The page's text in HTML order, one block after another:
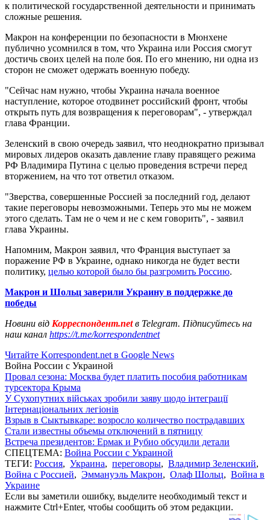
к политической государственной деятельности и принимать
сложные решения.
Макрон на конференции по безопасности в Мюнхене
публично усомнился в том, что Украина или Россия смогут
достичь своих целей на поле боя. По его мнению, ни одна из
сторон не сможет одержать военную победу.
"Сейчас нам нужно, чтобы Украина начала военное
наступление, которое отодвинет российский фронт, чтобы
открыть путь для возвращения к переговорам", - утверждал
глава Франции.
Зеленский в свою очередь заявил, что неоднократно призывал
мировых лидеров оказать давление главу правящего режима
РФ Владимира Путина с целью проведения встречи перед
вторжением, на что тот ответил отказом.
"Зверства, совершенные Россией за последний год, делают
такие переговоры невозможными. Теперь это мы не можем
этого сделать. Там не о чем и не с кем говорить", - заявил
глава Украины.
Напомним, Макрон заявил, что Франция выступает за
поражение РФ в Украине, однако никогда не будет вести
политику, целью которой было бы разгромить Россию.
Макрон и Шольц заверили Украину в поддержке до
победы
Новини від Корреспондент.netв Telegram. Підписуйтесь на
наш канал https://t.me/korrespondentnet
Читайте Korrespondent.net в Google News
Война России с Украиной
Провал сезона: Москва будет платить пособия работникам
турсектора Крыма
У Сухопутних військах зробили заяву щодо інтеграції
Інтернаціональних легіонів
Взрыв в Сыктывкаре: возросло количество пострадавших
Стали известны объемы отключений в пятницу
Встреча президентов: Ермак и Рубио обсудили детали
СПЕЦТЕМА: Война России с Украиной
ТЕГИ: Россия, Украина, переговоры, Владимир Зеленский,
Война с Россией, Эммануэль Макрон, Олаф Шольц, Война в
Украине
Если вы заметили ошибку, выделите необходимый текст и
нажмите Ctrl+Enter, чтобы сообщить об этом редакции.